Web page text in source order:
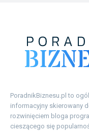
PoradnikBiznesu.pl to
informacyjny skierowany
rozwinięciem bloga
cieszącego się